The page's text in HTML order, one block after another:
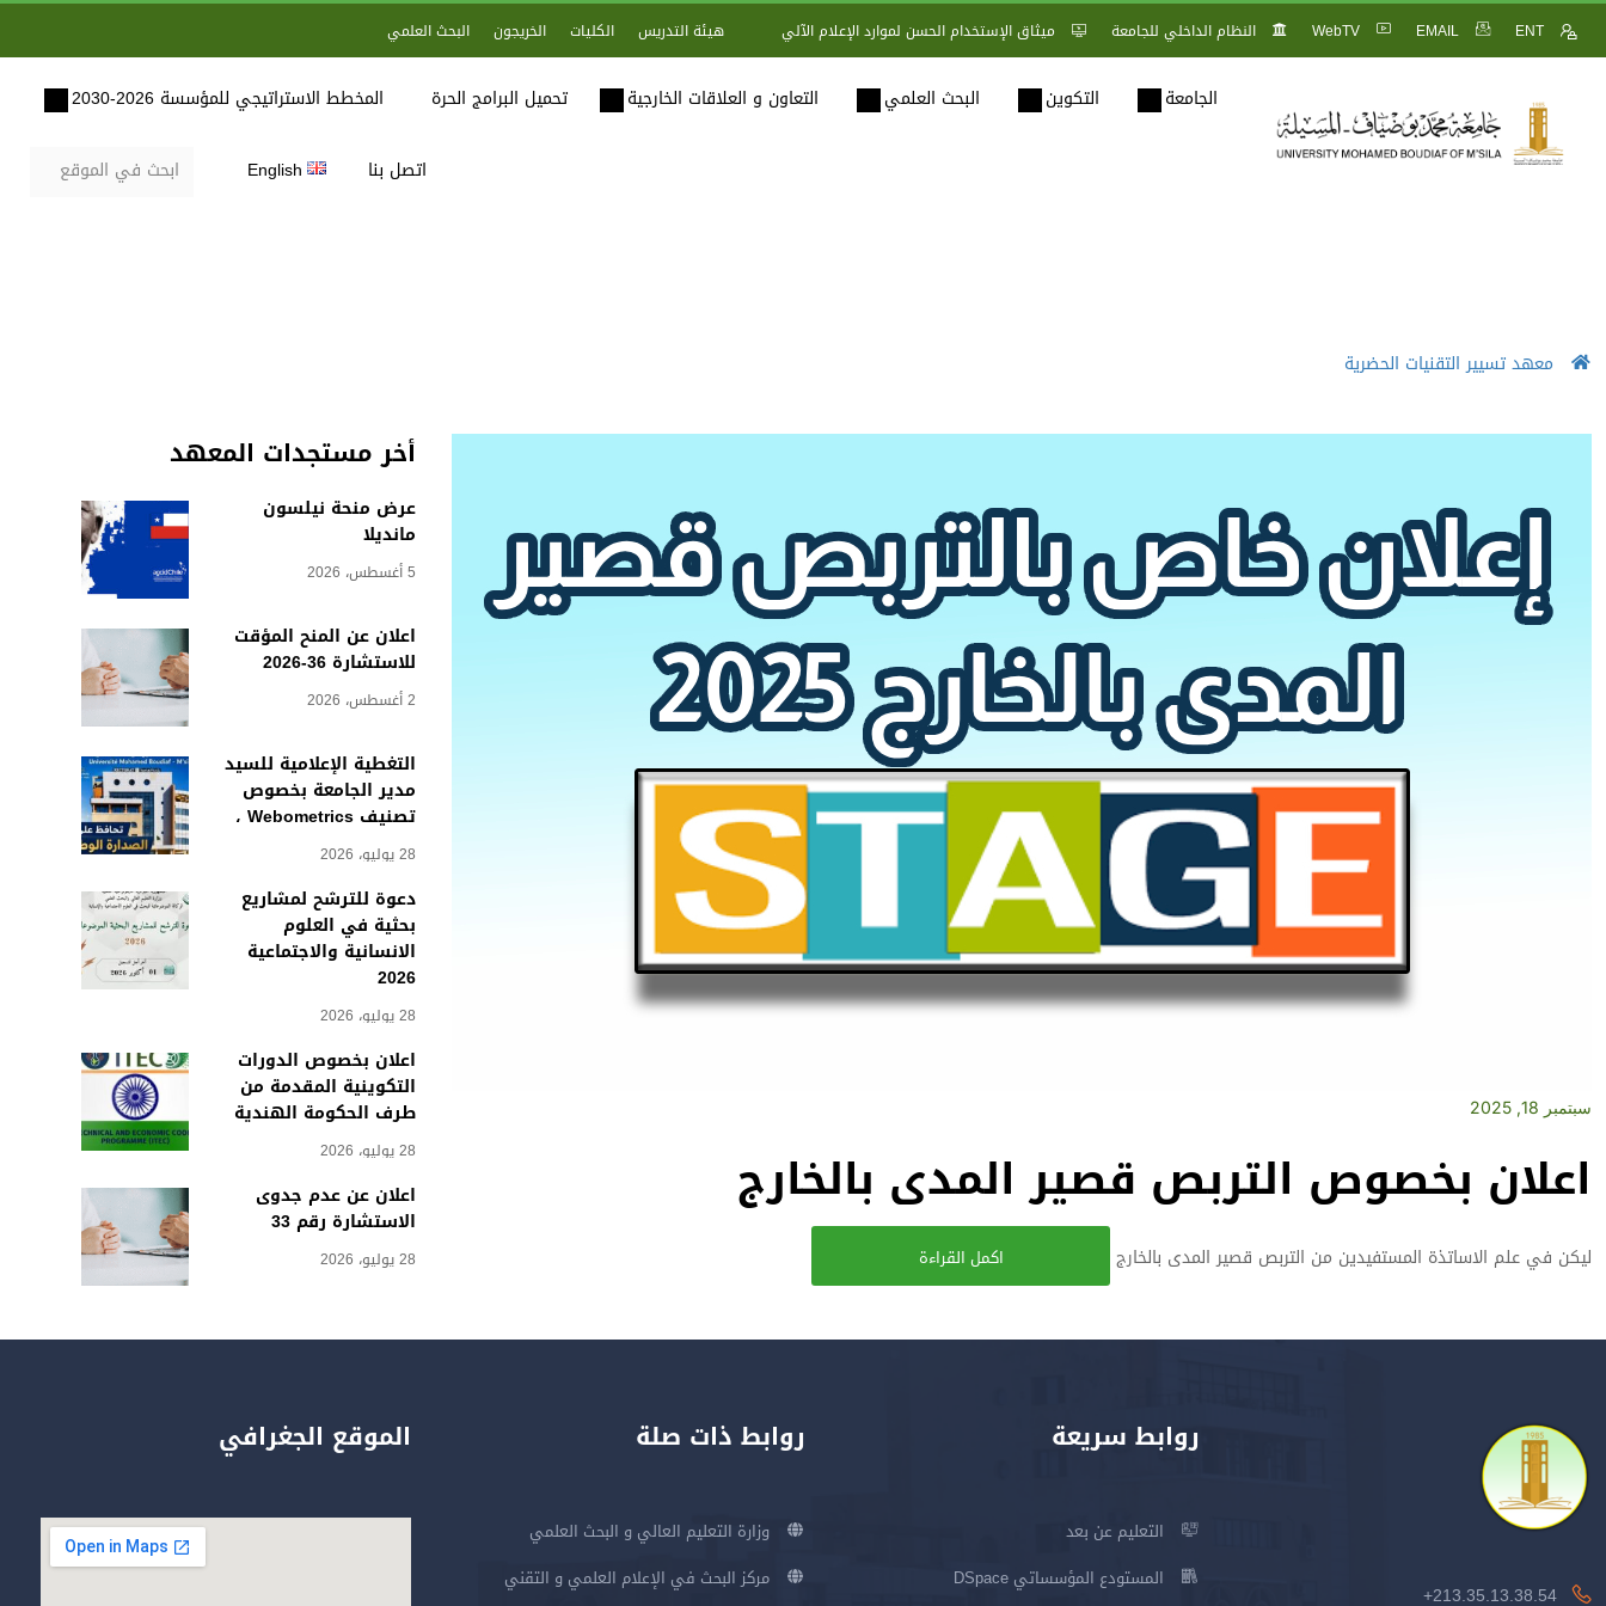
ENT
EMAIL
WebTV النظام الداخلي للجامعة ميثاق الإستخدام الحسن لموارد الإعلام الآلي هيئة التدريس الكليات الخريجون البحث العلمي
الجامعة التكوين البحث العلمي التعاون و العلاقات الخارجية تحميل البرامج الحرة المخطط الاستراتيجي للمؤسسة 2026-2030
اتصل بنا English
معهد تسيير التقنيات الحضرية
أخر مستجدات المعهد
عرض منحة نيلسون
مانديلا
5 أغسطس، 2026
اعلان عن المنح المؤقت
للاستشارة 36-2026
2 أغسطس، 2026
التغطية الإعلامية للسيد
مدير الجامعة بخصوص
تصنيف Webometrics ،
28 يوليو، 2026
دعوة للترشح لمشاريع
بحثية في العلوم
الانسانية والاجتماعية
2026
28 يوليو، 2026
اعلان بخصوص الدورات
التكوينية المقدمة من
طرف الحكومة الهندية
28 يوليو، 2026
اعلان عن عدم جدوى
الاستشارة رقم 33
28 يوليو، 2026
سبتمبر 18, 2025
اعلان بخصوص التربص قصير المدى بالخارج
ليكن في علم الاساتذة المستفيدين من التربص قصير المدى بالخارج اكمل القراءة
213.35.13.38.54+
روابط سريعة
التعليم عن بعد
المستودع المؤسساتي DSpace
روابط ذات صلة
وزارة التعليم العالي و البحث العلمي
مركز البحث في الإعلام العلمي و التقني
الموقع الجغرافي